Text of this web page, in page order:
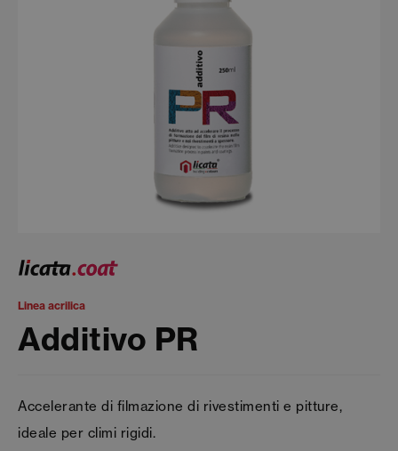
Linea acrilica
Additivo PR
Accelerante di filmazione di rivestimenti e pitture,
ideale per climi rigidi.